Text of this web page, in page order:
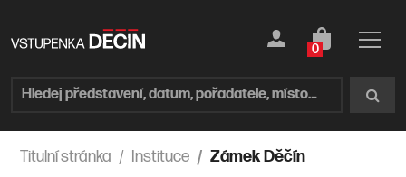
0
Titulní stránka Instituce Zámek Děčín